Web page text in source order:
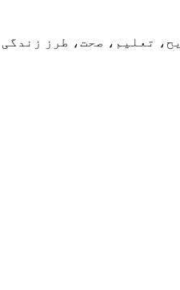
تعلیم، صحت، طرز